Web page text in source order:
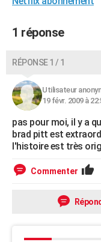
Dictionnaire
Biographies
Citations
Expressions
Proverbes
PROGRAMME TV
COPAINS D'AVANT
S'inscrire
Se connecter
Lycées
Collèges
Primaires
Universités
Entreprises
Service militaire
Avis de recherche
AVIS DE DÉCÈS
FORUM
1 réponse
RÉPONSE 1 / 1
Utilisateur
19 févr. 2009 à
pas pour moi, il y a
brad pitt est
l'histoire est très
Commenter